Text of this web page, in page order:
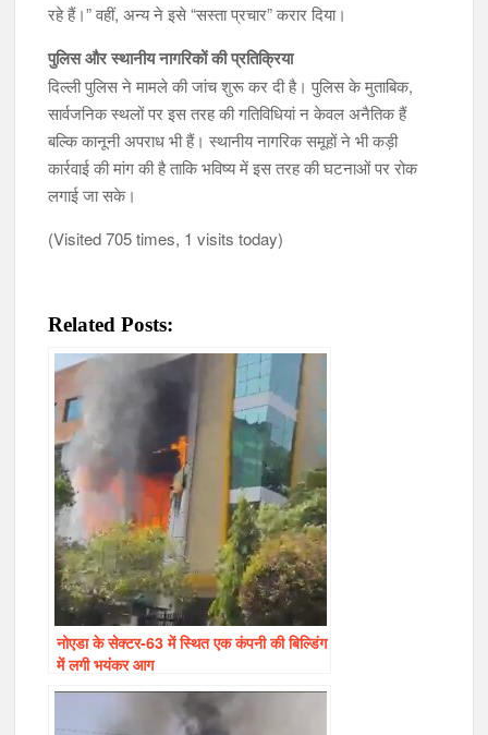
रहे हैं।” वहीं, अन्य ने इसे “सस्ता प्रचार” करार दिया।
पुलिस और स्थानीय नागरिकों की प्रतिक्रिया
दिल्ली पुलिस ने मामले की जांच शुरू कर दी है। पुलिस के मुताबिक,
सार्वजनिक स्थलों पर इस तरह की गतिविधियां न केवल अनैतिक हैं
बल्कि कानूनी अपराध भी हैं। स्थानीय नागरिक समूहों ने भी कड़ी
कार्रवाई की मांग की है ताकि भविष्य में इस तरह की घटनाओं पर रोक
लगाई जा सके।
(Visited 705 times, 1 visits today)
Related Posts:
नोएडा के सेक्टर-63 में स्थित एक कंपनी की बिल्डिंग
में लगी भयंकर आग